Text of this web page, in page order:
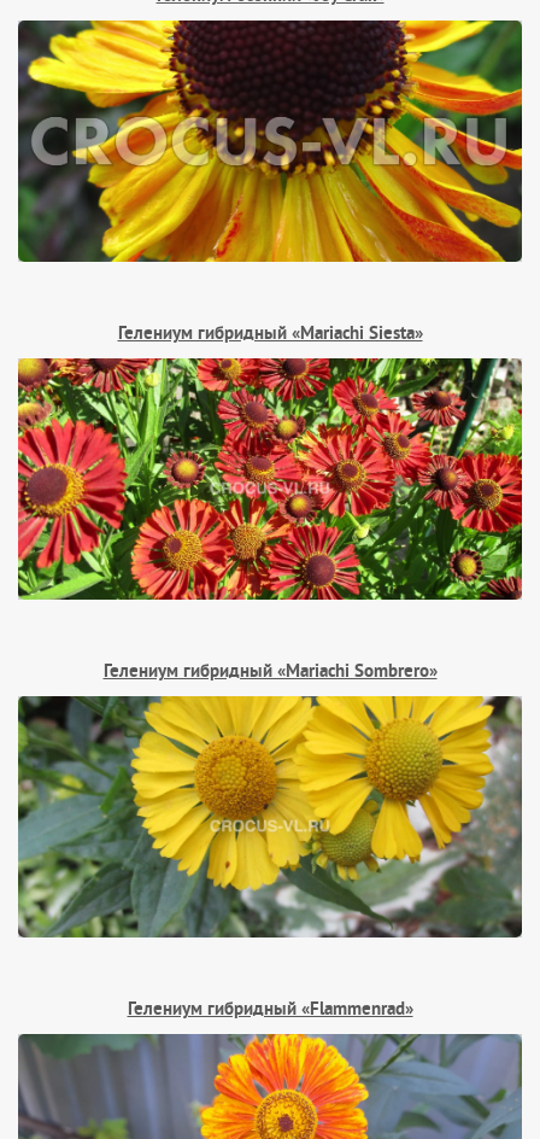
Гелениум гибридный «Mariachi Siesta»
Гелениум гибридный «Mariachi Sombrero»
Гелениум гибридный «Flammenrad»